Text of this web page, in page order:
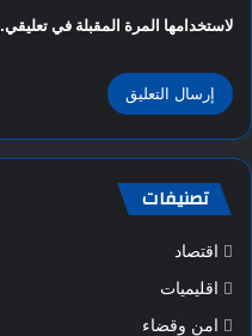
لاستخدامها المرة المقبلة في تعليقي.
تصنيفات
اقتصاد
اقليميات
امن وقضاء